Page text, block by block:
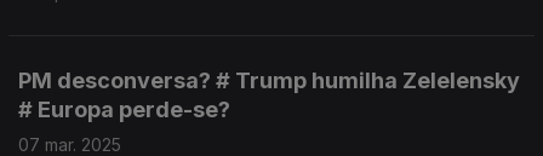
PM desconversa? # Trump humilha Zelelensky
# Europa perde-se?
07 mar. 2025